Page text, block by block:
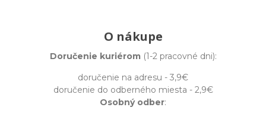
O nákupe
Doručenie kuriérom(1-2 pracovné dni):
doručenie na adresu - 3,9€
doručenie do odberného miesta - 2,9€
Osobný odber: